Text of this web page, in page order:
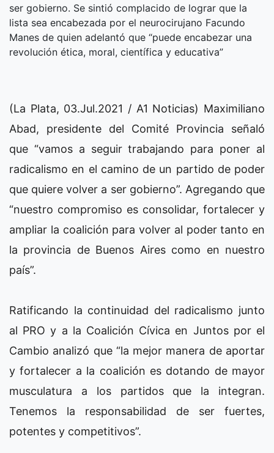
ser gobierno. Se sintió complacido de lograr que la
lista sea encabezada por el neurocirujano Facundo
Manes de quien adelantó que “puede encabezar una
revolución ética, moral, científica y educativa”
(La Plata, 03.Jul.2021 / A1 Noticias) Maximiliano
Abad, presidente del Comité Provincia señaló
que “vamos a seguir trabajando para poner al
radicalismo en el camino de un partido de poder
que quiere volver a ser gobierno”. Agregando que
“nuestro compromiso es consolidar, fortalecer y
ampliar la coalición para volver al poder tanto en
la provincia de Buenos Aires como en nuestro
país”.
Ratificando la continuidad del radicalismo junto
al PRO y a la Coalición Cívica en Juntos por el
Cambio analizó que “la mejor manera de aportar
y fortalecer a la coalición es dotando de mayor
musculatura a los partidos que la integran.
Tenemos la responsabilidad de ser fuertes,
potentes y competitivos”.